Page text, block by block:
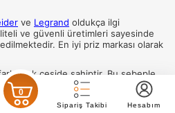
0
Sipariş Takibi Hesabım
ve Legrand oldukça ilgi
ve güvenli üretimleri sayesinde
En iyi priz markası olarak
çok çeşide sahiptir. Bu sebeple
Seçim sırasında elektrik
önemlidir. Schneider anahtar
sunmaktadır. Elektrik anahtar